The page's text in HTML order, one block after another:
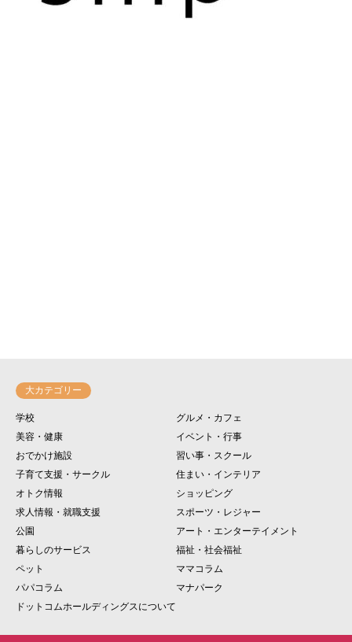
大カテゴリー
学校
グルメ・カフェ
美容・健康
イベント・行事
おでかけ施設
習い事・スクール
子育て支援・サークル
住まい・インテリア
オトク情報
ショッピング
求人情報・就職支援
スポーツ・レジャー
公園
アート・エンターテイメント
暮らしのサービス
福祉・社会福祉
ペット
ママコラム
パパコラム
マナパーク
ドットコムホールディングスについて